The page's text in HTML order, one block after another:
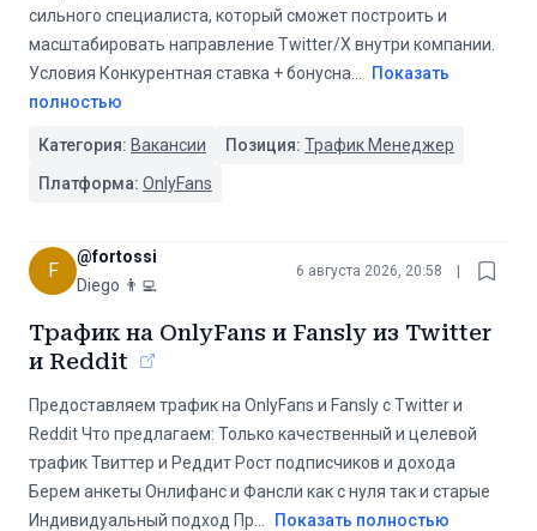
сильного специалиста, который сможет построить и
масштабировать направление Twitter/X внутри компании.
Условия Конкурентная ставка + бонусна
Показать
полностью
Категория: Вакансии Позиция: Трафик Менеджер
Платформа: OnlyFans
F
@fortossi
Diego 👨‍💻
6 августа 2026, 20:58
Трафик на OnlyFans и Fansly из Twitter
и Reddit
Предоставляем трафик на OnlyFans и Fansly с Twitter и
Reddit Что предлагаем: Только качественный и целевой
трафик Твиттер и Реддит Рост подписчиков и дохода
Берем анкеты Онлифанс и Фансли как с нуля так и старые
Индивидуальный подход Пр
Показать полностью